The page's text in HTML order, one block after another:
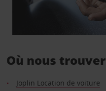
Où nous trouver
Joplin Location de voiture